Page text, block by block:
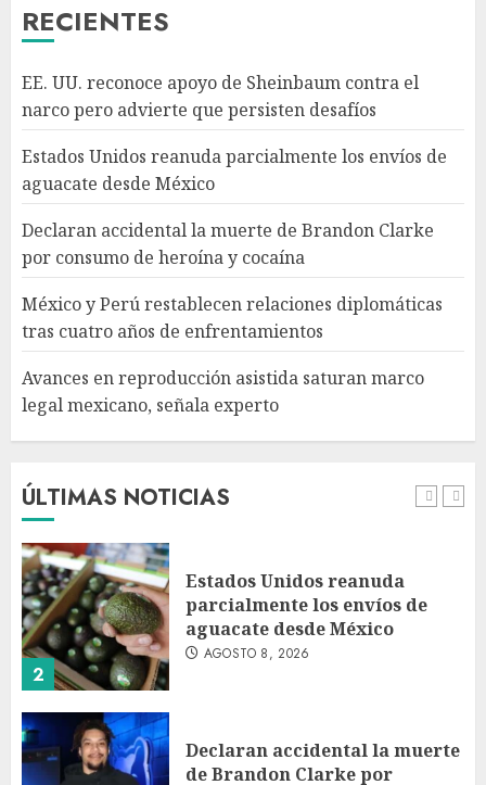
RECIENTES
EE. UU. reconoce apoyo de Sheinbaum contra el
narco pero advierte que persisten desafíos
Estados Unidos reanuda parcialmente los envíos de
aguacate desde México
Declaran accidental la muerte de Brandon Clarke
por consumo de heroína y cocaína
México y Perú restablecen relaciones diplomáticas
tras cuatro años de enfrentamientos
Avances en reproducción asistida saturan marco
legal mexicano, señala experto
ÚLTIMAS NOTICIAS
4
relaciones diplomáticas tras
cuatro años de
enfrentamientos
AGOSTO 8, 2026
5
Avances en reproducción
asistida saturan marco legal
mexicano, señala experto
AGOSTO 8, 2026
1
EE. UU. reconoce apoyo de
AGOSTO 8, 2026
2
Estados Unidos reanuda
parcialmente los envíos de
aguacate desde México
AGOSTO 8, 2026
Declaran accidental la muerte
de Brandon Clarke por